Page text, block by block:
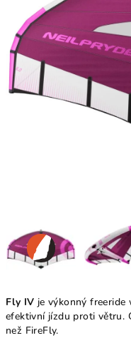
Fly IV je výkonný
efektivní jízdu proti větru.
než FireFly.